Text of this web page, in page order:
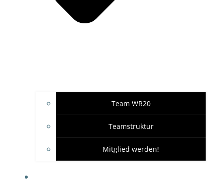
Team WR20
Teamstruktur
Mitglied werden!